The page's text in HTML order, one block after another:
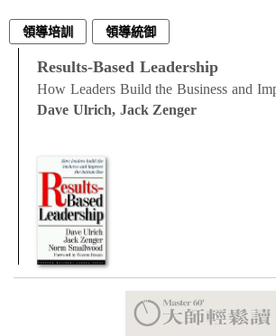
領導培訓 領導統御
Results-Based Leadership
How Leaders Build the Business and
Dave Ulrich, Jack Zenger